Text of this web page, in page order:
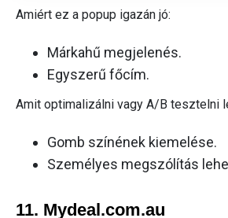
Amiért ez a popup igazán jó:
Márkahű megjelenés.
Egyszerű főcím.
Amit optimalizálni vagy A/B tesztelni
Gomb színének kiemelése.
Személyes megszólítás
11. Mydeal.com.au